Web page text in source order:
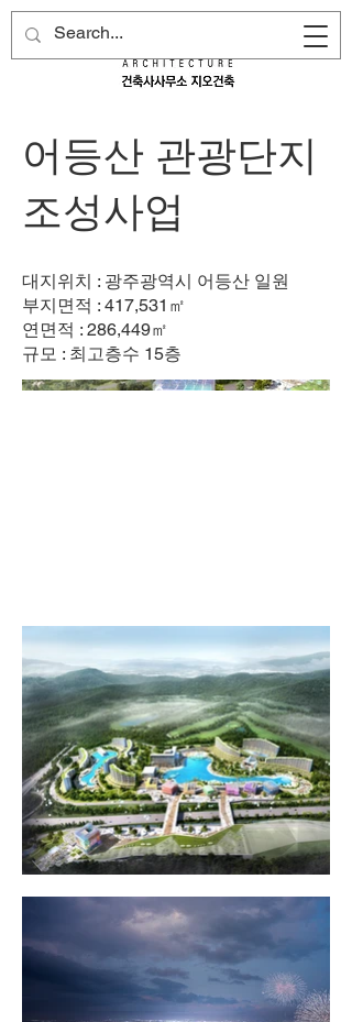
어등산 관광단지
조성사업
대지위치 : 광주광역시 어등산 일원
부지면적 : 417,531㎡
연면적 : 286,449㎡
규모 : 최고층수 15층